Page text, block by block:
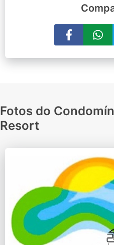
Fotos do
Resort